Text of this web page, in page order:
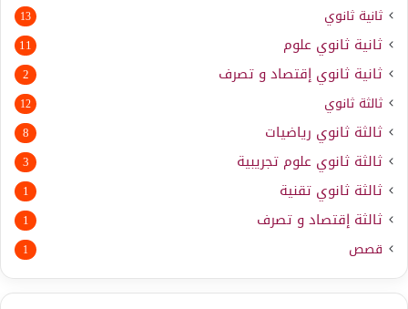
ثانية ثانوي 13
ثانية ثانوي علوم 11
ثانية ثانوي إقتصاد و تصرف 2
ثالثة ثانوي 12
ثالثة ثانوي رياضيات 8
ثالثة ثانوي علوم تجريبية 3
ثالثة ثانوي تقنية 1
ثالثة إقتصاد و تصرف 1
قصص 1